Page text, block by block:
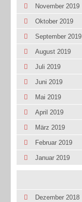
November 2019
Oktober 2019
September 2019
August 2019
Juli 2019
Juni 2019
Mai 2019
April 2019
März 2019
Februar 2019
Januar 2019
Dezember 2018